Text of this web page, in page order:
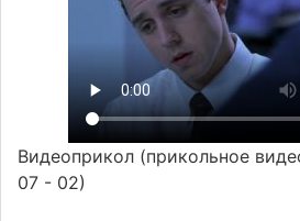
Видеоприкол (прикольное
07 - 02)